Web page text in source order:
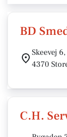
BD
Skeevej
4370
C.H.